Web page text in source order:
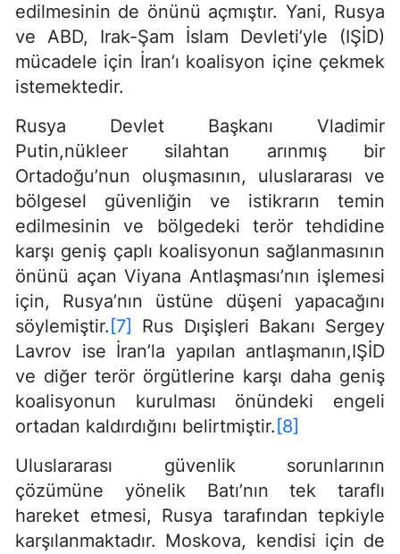
edilmesinin de önünü açmıştır. Yani, Rusya
ve ABD, Irak-Şam İslam Devleti’yle (IŞİD)
mücadele için İran’ı koalisyon içine çekmek
istemektedir.
Rusya Devlet Başkanı Vladimir
Putin,nükleer silahtan arınmış bir
Ortadoğu’nun oluşmasının, uluslararası ve
bölgesel güvenliğin ve istikrarın temin
edilmesinin ve bölgedeki terör tehdidine
karşı geniş çaplı koalisyonun sağlanmasının
önünü açan Viyana Antlaşması’nın işlemesi
için, Rusya’nın üstüne düşeni yapacağını
söylemiştir. [7]
Rus Dışişleri Bakanı Sergey
Lavrov ise İran’la yapılan antlaşmanın,IŞİD
ve diğer terör örgütlerine karşı daha geniş
koalisyonun kurulması önündeki engeli
ortadan kaldırdığını belirtmiştir. [8]
Uluslararası güvenlik sorunlarının
çözümüne yönelik Batı’nın tek taraflı
hareket etmesi, Rusya tarafından tepkiyle
karşılanmaktadır. Moskova, kendisi için de